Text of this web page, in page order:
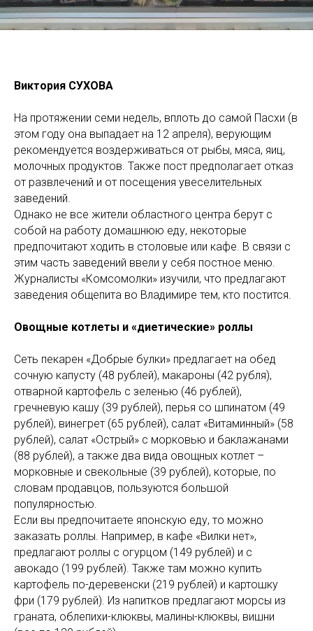
Виктория СУХОВА
На протяжении семи недель, вплоть до самой Пасхи (в
этом году она выпадает на 12 апреля), верующим
рекомендуется воздерживаться от рыбы, мяса, яиц,
молочных продуктов. Также пост предполагает отказ
от развлечений и от посещения увеселительных
заведений.
Однако не все жители областного центра берут с
собой на работу домашнюю еду, некоторые
предпочитают ходить в столовые или кафе. В связи с
этим часть заведений ввели у себя постное меню.
Журналисты «Комсомолки» изучили, что предлагают
заведения общепита во Владимире тем, кто постится.
Овощные котлеты и «диетические» роллы
Сеть пекарен «Добрые булки» предлагает на обед
сочную капусту (48 рублей), макароны (42 рубля),
отварной картофель с зеленью (46 рублей),
гречневую кашу (39 рублей), перья со шпинатом (49
рублей), винегрет (65 рублей), салат «Витаминный» (58
рублей), салат «Острый» с морковью и баклажанами
(88 рублей), а также два вида овощных котлет –
морковные и свекольные (39 рублей), которые, по
словам продавцов, пользуются большой
популярностью.
Если вы предпочитаете японскую еду, то можно
заказать роллы. Например, в кафе «Вилки нет»,
предлагают роллы с огурцом (149 рублей) и с
авокадо (199 рублей). Также там можно купить
картофель по-деревенски (219 рублей) и картошку
фри (179 рублей). Из напитков предлагают морсы из
граната, облепихи-клюквы, малины-клюквы, вишни